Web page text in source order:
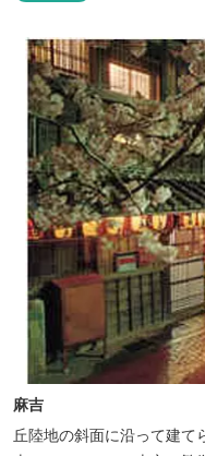
麻吉
丘陸地の斜面に沿って建て